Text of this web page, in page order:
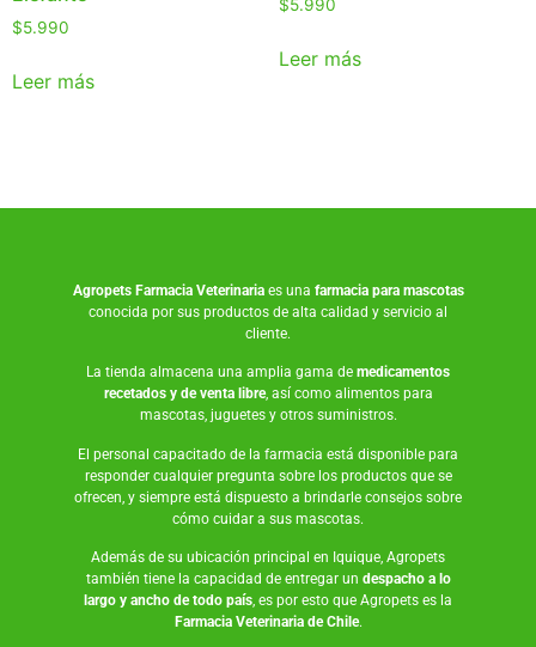
$5.990
Leer más
$5.990
Leer más
Agropets Farmacia Veterinariaes una farmacia para mascotas
conocida por sus productos de alta calidad y servicio al
cliente.
La tienda almacena una amplia gama de medicamentos
recetados y de venta libre, así como alimentos para
mascotas, juguetesy otros suministros.
El personal capacitado de la farmacia está disponible para
responder cualquier pregunta sobre los productos que se
ofrecen, y siempre está dispuesto a brindarle consejos sobre
cómo cuidar a sus mascotas.
Además de su ubicación principal en Iquique, Agropets
también tiene la capacidad de entregar un despacho a lo
largo y ancho de todo país, es por esto que Agropets es la
Farmacia Veterinaria de Chile.